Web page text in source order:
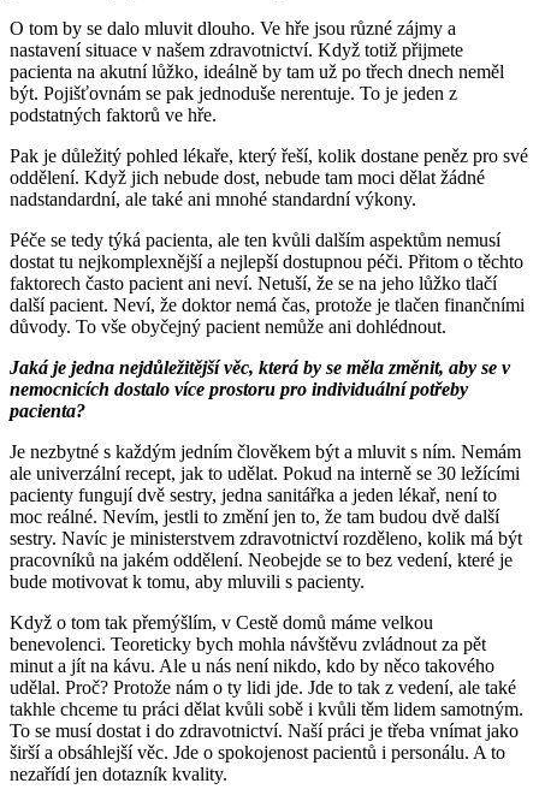
O tom by se dalo mluvit dlouho. Ve hře jsou různé zájmy a
nastavení situace v našem zdravotnictví. Když totiž přijmete
pacienta na akutní lůžko, ideálně by tam už po třech dnech neměl
být. Pojišťovnám se pak jednoduše nerentuje. To je jeden z
podstatných faktorů ve hře.
Pak je důležitý pohled lékaře, který řeší, kolik dostane peněz pro své
oddělení. Když jich nebude dost, nebude tam moci dělat žádné
nadstandardní, ale také ani mnohé standardní výkony.
Péče se tedy týká pacienta, ale ten kvůli dalším aspektům nemusí
dostat tu nejkomplexnější a nejlepší dostupnou péči. Přitom o těchto
faktorech často pacient ani neví. Netuší, že se na jeho lůžko tlačí
další pacient. Neví, že doktor nemá čas, protože je tlačen finančními
důvody. To vše obyčejný pacient nemůže ani dohlédnout.
Jaká je jedna nejdůležitější věc, která by se měla změnit, aby se v
nemocnicích dostalo více prostoru pro individuální potřeby
pacienta?
Je nezbytné s každým jedním člověkem být a mluvit s ním. Nemám
ale univerzální recept, jak to udělat. Pokud na interně se 30 ležícími
pacienty fungují dvě sestry, jedna sanitářka a jeden lékař, není to
moc reálné. Nevím, jestli to změní jen to, že tam budou dvě další
sestry. Navíc je ministerstvem zdravotnictví rozděleno, kolik má být
pracovníků na jakém oddělení. Neobejde se to bez vedení, které je
bude motivovat k tomu, aby mluvili s pacienty.
Když o tom tak přemýšlím, v Cestě domů máme velkou
benevolenci. Teoreticky bych mohla návštěvu zvládnout za pět
minut a jít na kávu. Ale u nás není nikdo, kdo by něco takového
udělal. Proč? Protože nám o ty lidi jde. Jde to tak z vedení, ale také
takhle chceme tu práci dělat kvůli sobě i kvůli těm lidem samotným.
To se musí dostat i do zdravotnictví. Naší práci je třeba vnímat jako
širší a obsáhlejší věc. Jde o spokojenost pacientů i personálu. A to
nezařídí jen dotazník kvality.